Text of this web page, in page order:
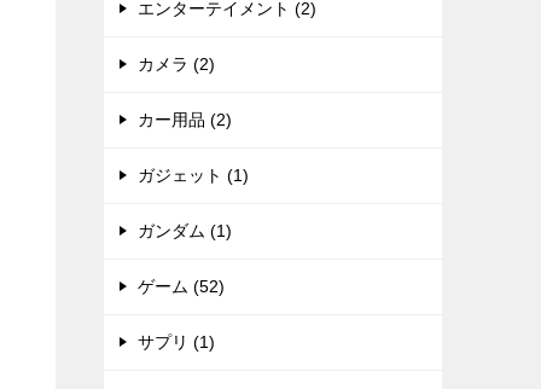
エンターテイメント (2)
カメラ (2)
カー用品 (2)
ガジェット (1)
ガンダム (1)
ゲーム (52)
サプリ (1)